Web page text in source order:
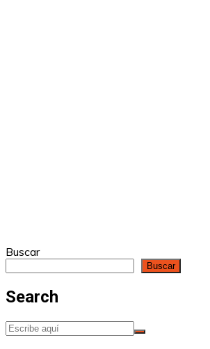
Buscar
Buscar
Search